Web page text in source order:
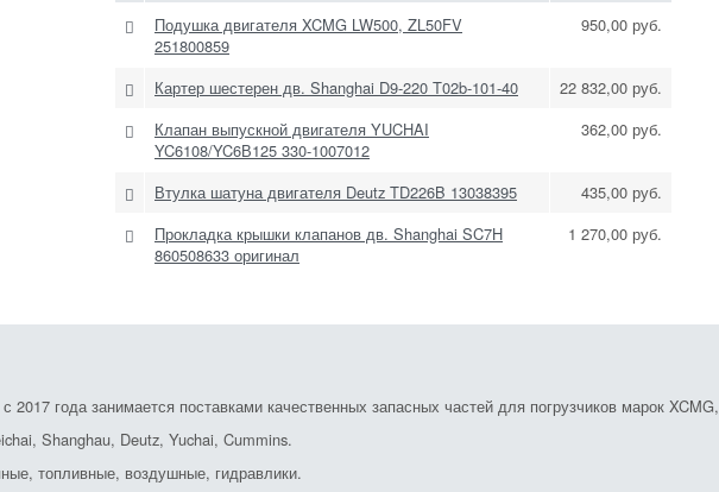
Подушка двигателя XCMG LW500, ZL50FV
251800859
950,00 руб.
Картер шестерен дв. Shanghai D9-220 T02b-101-40
22 832,00 руб.
Клапан выпускной двигателя YUCHAI
YC6108/YC6В125 330-1007012
362,00 руб.
Втулка шатуна двигателя Deutz TD226B 13038395
435,00 руб.
Прокладка крышки клапанов дв. Shanghai SC7H
860508633 оригинал
1 270,00 руб.
года занимается поставками качественных запасных частей для погрузчиков марок
Shanghau, Deutz, Yuchai, Cummins.
топливные, воздушные, гидравлики.